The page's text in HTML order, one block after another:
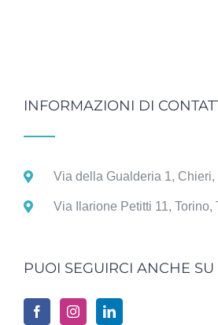
INFORMAZIONI DI
Via della Gualderia 1, Chieri,
Via Ilarione Petitti 11, Torino,
PUOI SEGUIRCI ANCHE SU